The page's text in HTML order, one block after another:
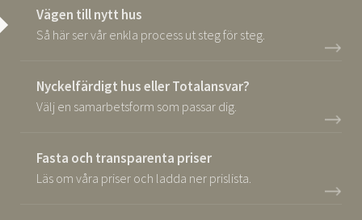
Vägen till nytt hus
Så här ser vår enkla process ut steg för steg.
Nyckelfärdigt hus eller Totalansvar?
Välj en samarbetsform som passar dig.
Fasta och transparenta priser
Läs om våra priser och ladda ner prislista.